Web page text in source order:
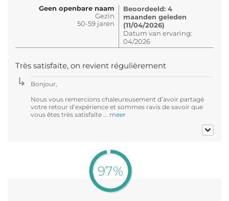
Geen openbare naam
Gezin
50-59 jaren
Beoordeeld: 4
maanden geleden
(11/04/2026)
Datum van ervaring:
04/2026
Très satisfaite, on revient régulièrement
Bonjour,
Nous vous remercions chaleureusement d’avoir partagé
votre retour d’expérience et sommes ravis de savoir que
vous êtes très satisfaite ... meer
97%